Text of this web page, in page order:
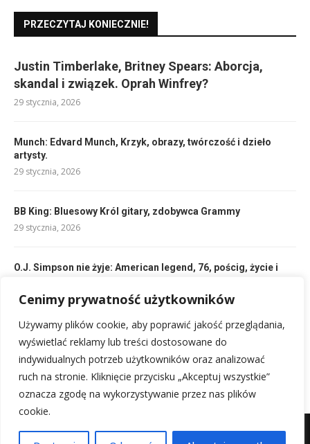
Cenimy prywatność użytkowników
Używamy plików cookie, aby poprawić jakość przeglądania,
wyświetlać reklamy lub treści dostosowane do
indywidualnych potrzeb użytkowników oraz analizować
ruch na stronie. Kliknięcie przycisku „Akceptuj wszystkie”
oznacza zgodę na wykorzystywanie przez nas plików
cookie.
PRZECZYTAJ KONIECZNIE!
Justin Timberlake, Britney Spears: Aborcja,
skandal i związek. Oprah Winfrey?
29 stycznia, 2026
Munch: Edvard Munch, Krzyk, obrazy, twórczość i dzieło
artysty.
29 stycznia, 2026
BB King: Bluesowy Król gitary, zdobywca Grammy
29 stycznia, 2026
O.J. Simpson nie żyje: American legend, 76, pościg, życie i
29 stycznia, 2026
Anthony Hopkins: Filmografia i życie legendarnego aktora
29 stycznia, 2026
Mapa witryny Kontakt z nami